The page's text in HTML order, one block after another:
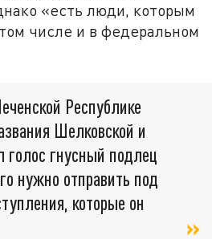
«есть люди, которым
числе и в федеральном
Республике
Шелковской и
голос гнусный подлец
нужно отправить под
которые он